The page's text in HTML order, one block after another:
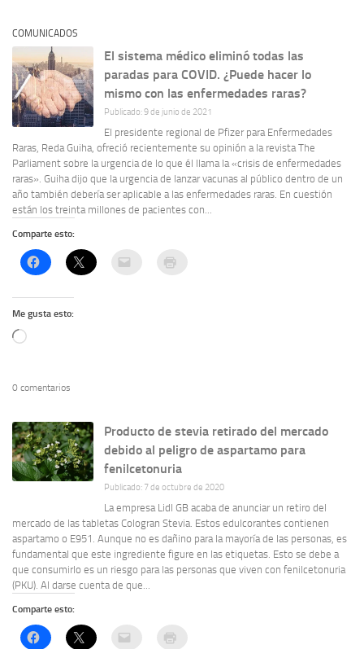
COMUNICADOS
El sistema médico eliminó todas las
paradas para COVID. ¿Puede hacer lo
mismo con las enfermedades raras?
Publicado: 9 de junio de 2021
El presidente regional de Pfizer para Enfermedades
Raras, Reda Guiha, ofreció recientemente su opinión a la revista The
Parliament sobre la urgencia de lo que él llama la «crisis de enfermedades
raras». Guiha dijo que la urgencia de lanzar vacunas al público dentro de un
año también debería ser aplicable a las enfermedades raras. En cuestión
están los treinta millones de pacientes con...
Comparte esto:
Me gusta esto:
Cargando...
0 comentarios
Producto de stevia retirado del mercado
debido al peligro de aspartamo para
fenilcetonuria
Publicado: 7 de octubre de 2020
La empresa Lidl GB acaba de anunciar un retiro del
mercado de las tabletas Cologran Stevia. Estos edulcorantes contienen
aspartamo o E951. Aunque no es dañino para la mayoría de las personas, es
fundamental que este ingrediente figure en las etiquetas. Esto se debe a
que consumirlo es un riesgo para las personas que viven con fenilcetonuria
(PKU). Al darse cuenta de que...
Comparte esto: